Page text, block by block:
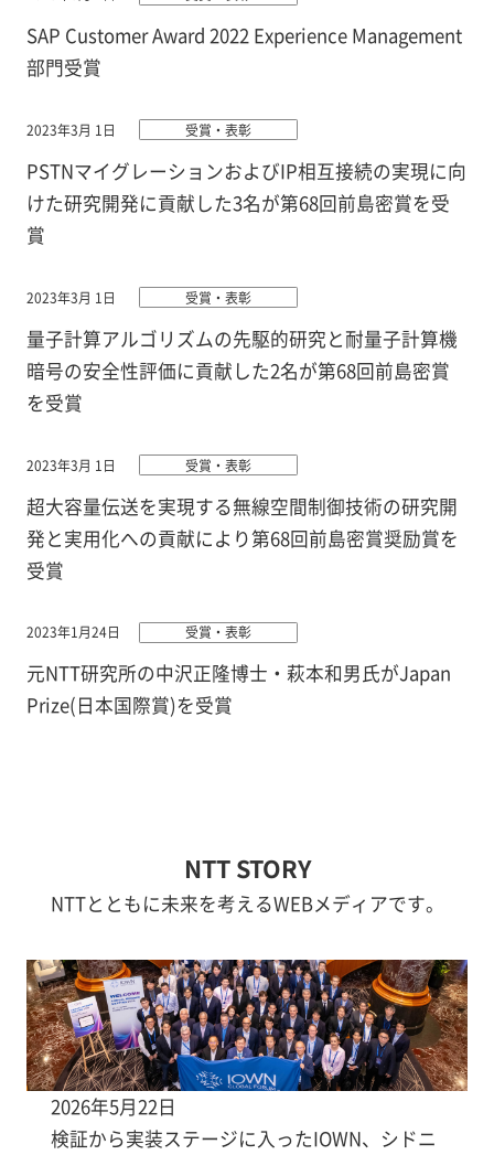
SAP Customer Award 2022 Experience Management
部門受賞
2023年3月 1日 受賞・表彰
PSTNマイグレーションおよびIP相互接続の実現に向
けた研究開発に貢献した3名が第68回前島密賞を受
賞
2023年3月 1日 受賞・表彰
量子計算アルゴリズムの先駆的研究と耐量子計算機
暗号の安全性評価に貢献した2名が第68回前島密賞
を受賞
2023年3月 1日 受賞・表彰
超大容量伝送を実現する無線空間制御技術の研究開
発と実用化への貢献により第68回前島密賞奨励賞を
受賞
2023年1月24日 受賞・表彰
元NTT研究所の中沢正隆博士・萩本和男氏がJapan
Prize(日本国際賞)を受賞
NTT STORY
NTTとともに未来を考えるWEBメディアです。
2026年5月22日
検証から実装ステージに入ったIOWN、シドニ